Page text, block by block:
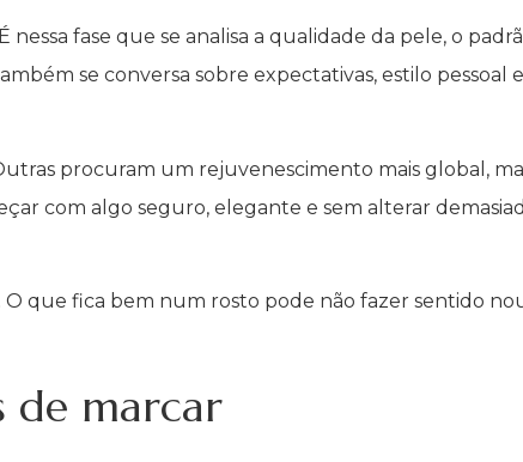
fase que se analisa a qualidade da pele, o
se conversa sobre expectativas, estilo pessoal
procuram um rejuvenescimento mais global,
com algo seguro, elegante e sem alterar
que fica bem num rosto pode não fazer sentido
de marcar